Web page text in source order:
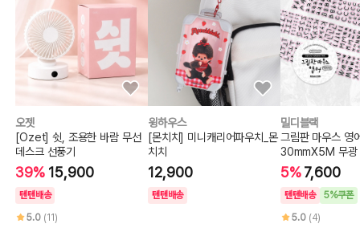
오젯
[Ozet] 쉿, 조용한 바람 무선
데스크 선풍기
39% 15,900
텐텐배송
5.0 (11)
윙하우스
[몬치치] 미니캐리어파우치_몬
치치
12,900
텐텐배송
밀디블랙
그림판 마우스 영
30mmX5M 무광
프
5%7,600
텐텐배송
5%쿠폰
5.0 (4)